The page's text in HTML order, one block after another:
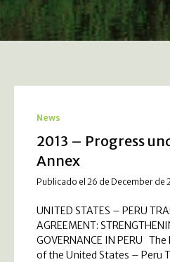
News
2013 – Progress
Annex
Publicado el 26 de December de
UNITED STATES – PERU
AGREEMENT:
GOVERNANCE IN PERU
of the United States – Peru